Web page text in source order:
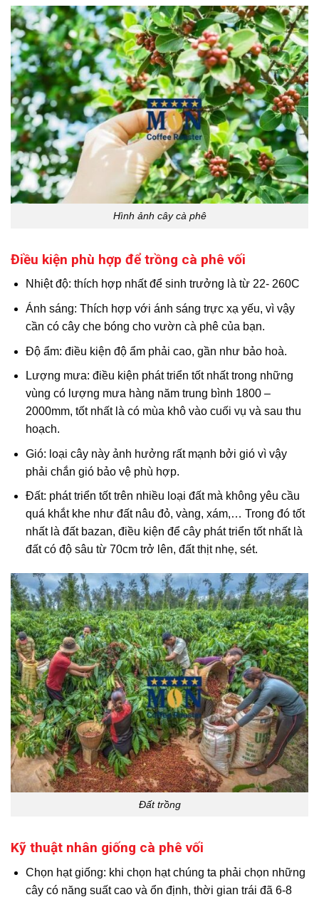
Hình ảnh cây cà phê
Điều kiện phù hợp để trồng cà phê vối
Nhiệt độ: thích hợp nhất để sinh trưởng là từ 22- 260C
Ánh sáng: Thích hợp với ánh sáng trực xạ yếu, vì vậy
cần có cây che bóng cho vườn cà phê của bạn.
Độ ẩm: điều kiện độ ẩm phải cao, gần như bảo hoà.
Lượng mưa: điều kiện phát triển tốt nhất trong những
vùng có lượng mưa hàng năm trung bình 1800 –
2000mm, tốt nhất là có mùa khô vào cuối vụ và sau thu
hoạch.
Gió: loại cây này ảnh hưởng rất mạnh bởi gió vì vậy
phải chắn gió bảo vệ phù hợp.
Đất: phát triển tốt trên nhiều loại đất mà không yêu cầu
quá khắt khe như đất nâu đỏ, vàng, xám,… Trong đó tốt
nhất là đất bazan, điều kiện để cây phát triển tốt nhất là
đất có độ sâu từ 70cm trở lên, đất thịt nhẹ, sét.
Đất trồng
Kỹ thuật nhân giống cà phê vối
Chọn hạt giống: khi chọn hạt chúng ta phải chọn những
cây có năng suất cao và ổn định, thời gian trái đã 6-8